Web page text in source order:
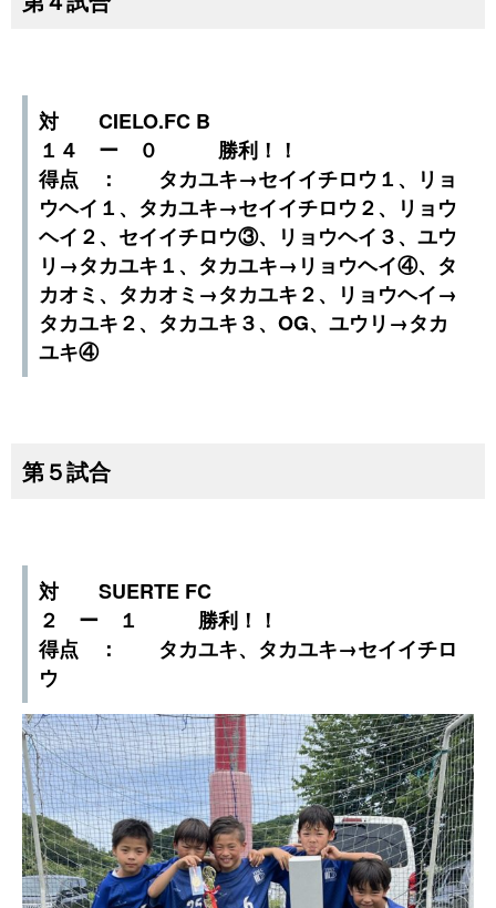
対 CIELO.FC B
１４ ー ０ 勝利！！
得点 ： タカユキ→セイイチロウ１、リョ
ウヘイ１、タカユキ→セイイチロウ２、リョウ
ヘイ２、セイイチロウ③、リョウヘイ３、ユウ
リ→タカユキ１、タカユキ→リョウヘイ④、タ
カオミ、タカオミ→タカユキ２、リョウヘイ→
タカユキ２、タカユキ３、OG、ユウリ→タカ
ユキ④
第５試合
対 SUERTE FC
２ ー １ 勝利！！
得点 ： タカユキ、タカユキ→セイイチロ
ウ